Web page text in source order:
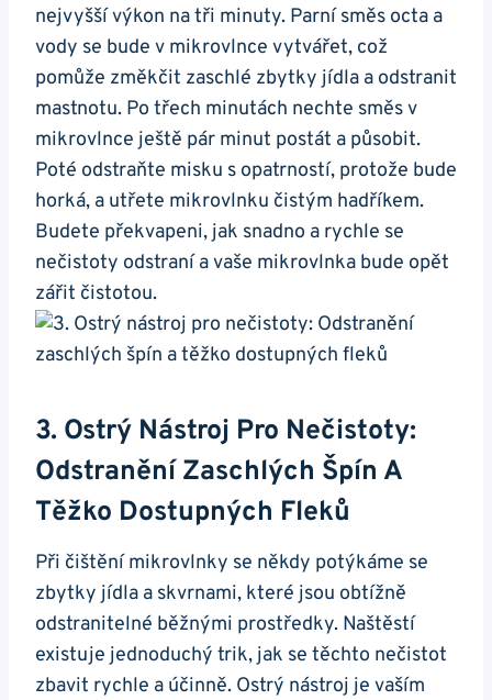
nejvyšší výkon​ na ⁢tři⁢ minuty. Parní⁤ směs octa a
⁤vody se ⁣bude v mikrovlnce vytvářet,‍ což
pomůže⁢ změkčit zaschlé zbytky jídla⁤ a⁤ odstranit⁢
mastnotu. Po třech minutách nechte směs v
mikrovlnce ještě pár minut postát a⁣ působit.
Poté odstraňte⁣ misku ‌s opatrností, protože bude
horká, ​a utřete ​mikrovlnku čistým hadříkem.
Budete⁢ překvapeni, jak‍ snadno‍ a rychle​ se
nečistoty odstraní a​ vaše mikrovlnka ‍bude⁤ opět
zářit čistotou.
3. Ostrý Nástroj Pro ‌nečistoty:‌
Odstranění Zaschlých Špín A
Těžko Dostupných⁣ Fleků
Při čištění ⁤mikrovlnky se někdy potýkáme se
zbytky jídla a​ skvrnami, ‍které ‍jsou ‍obtížně
odstranitelné⁣ běžnými ⁢prostředky. Naštěstí
existuje jednoduchý trik, jak se​ těchto nečistot
zbavit rychle a ⁢účinně. ⁢Ostrý nástroj je vaším